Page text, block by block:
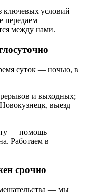
ключевых условий
передаем
между нами.
суток — ночью, в
и выходных;
выезд
— помощь
Работаем в
срочно
— мы